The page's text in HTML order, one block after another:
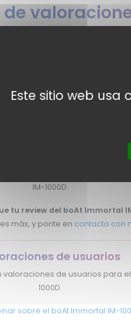
?
MixiScore
valoraciones de expertos
IM-1000D.
tu review del boAt Immortal
más, y ponte en contacto con
de usuarios
valoraciones de usuarios para
1000D.
sobre el boAt Immortal IM-
Este sitio web usa